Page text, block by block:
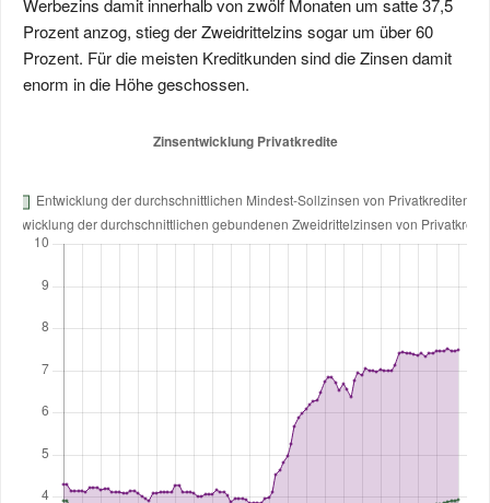
Werbezins damit innerhalb von zwölf Monaten um satte 37,5
Prozent anzog, stieg der Zweidrittelzins sogar um über 60
Prozent. Für die meisten Kreditkunden sind die Zinsen damit
enorm in die Höhe geschossen.